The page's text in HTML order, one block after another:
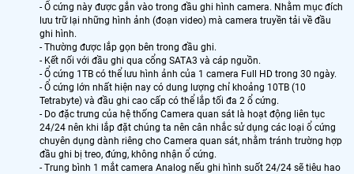
- Ổ cứng này được gắn vào trong đầu ghi hình camera. Nhằm mục đích
lưu trữ lại những hình ảnh (đoạn video) mà camera truyền tải về đầu
ghi hình.
- Thường được lắp gọn bên trong đầu ghi.
- Kết nối với đầu ghi qua cổng SATA3 và cáp nguồn.
- Ổ cứng 1TB có thể lưu hình ảnh của 1 camera Full HD trong 30 ngày.
- Ổ cứng lớn nhất hiện nay có dung lượng chỉ khoảng 10TB (10
Tetrabyte) và đầu ghi cao cấp có thể lắp tối đa 2 ổ cứng.
- Do đặc trưng của hệ thống Camera quan sát là hoạt động liên tục
24/24 nên khi lắp đặt chúng ta nên cân nhắc sử dụng các loại ổ cứng
chuyên dụng dành riêng cho Camera quan sát, nhằm tránh trường hợp
đầu ghi bị treo, đứng, không nhận ổ cứng.
- Trung bình 1 mắt camera Analog nếu ghi hình suốt 24/24 sẽ tiêu hao